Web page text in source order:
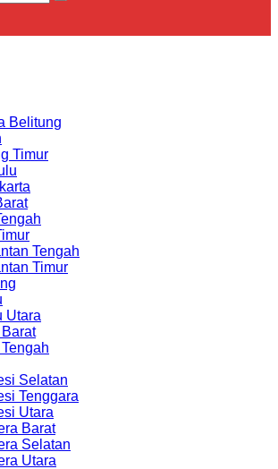
Belitung
Timur
Tengah
Timur
Utara
Selatan
Tenggara
Utara
Barat
Selatan
Utara